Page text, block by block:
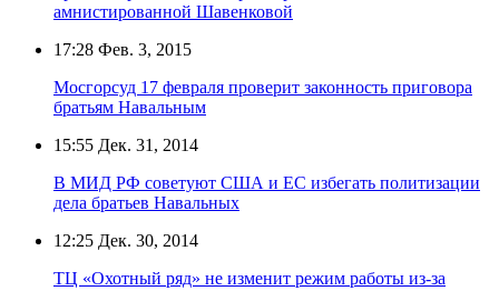
амнистированной Шавенковой
17:28 Фев. 3, 2015
Мосгорсуд 17 февраля проверит законность приговора
братьям Навальным
15:55 Дек. 31, 2014
В МИД РФ советуют США и ЕС избегать политизации
дела братьев Навальных
12:25 Дек. 30, 2014
ТЦ «Охотный ряд» не изменит режим работы из-за